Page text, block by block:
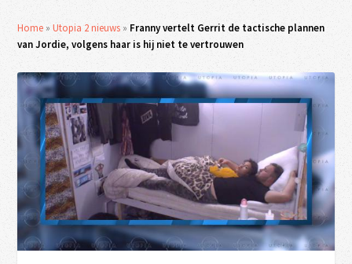
Home »Utopia 2 nieuws » Franny vertelt Gerrit de tactische plannen
van Jordie, volgens haar is hij niet te vertrouwen